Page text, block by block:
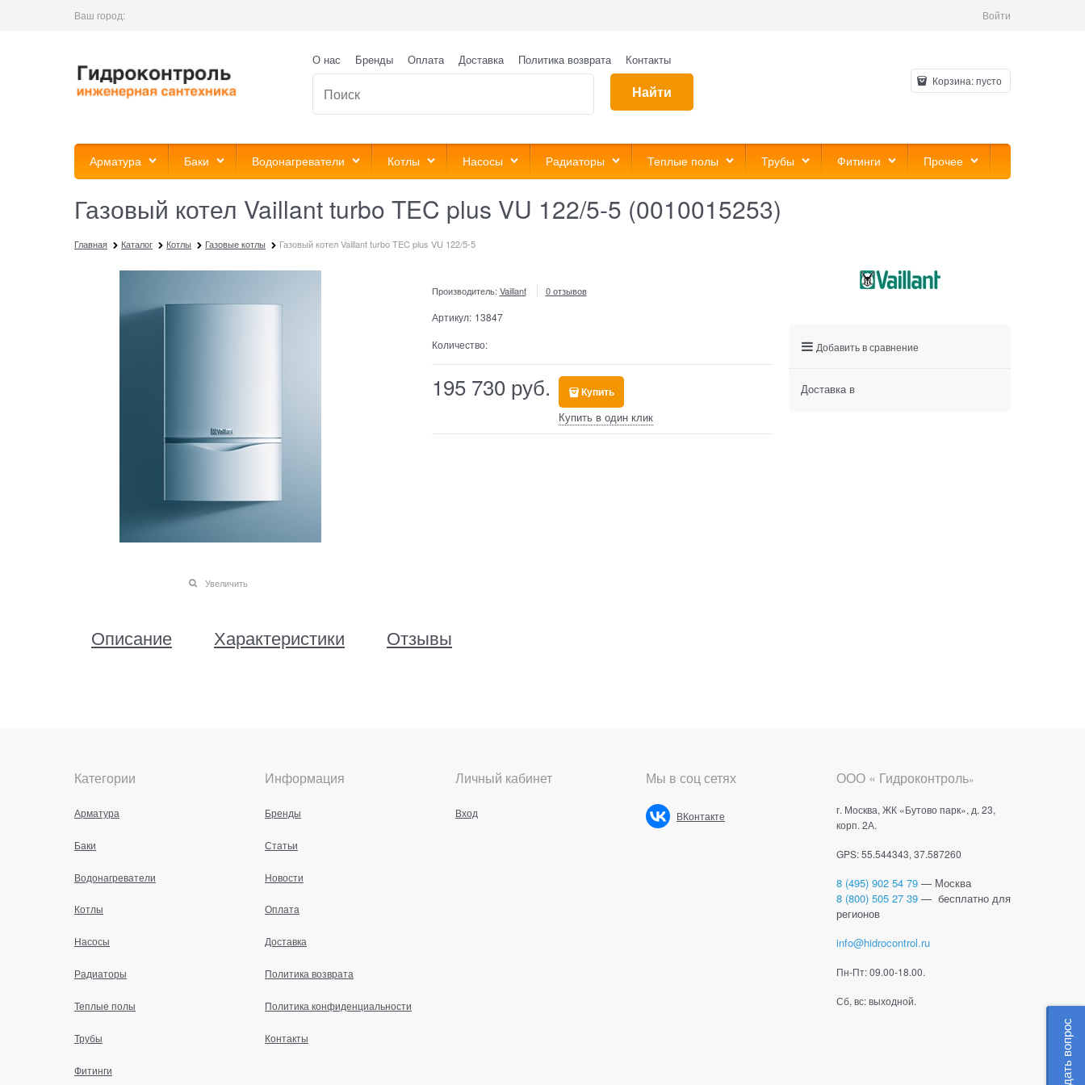
Ваш город: Войти
О нас Бренды Оплата Доставка Политика возврата Контакты
Найти
Корзина:пусто
Арматура Баки Водонагреватели Котлы Насосы Радиаторы Теплые полы Трубы Фитинги Прочее
Газовый котел Vaillant turbo TEC plus VU 122/5-5 (0010015253)
Главная Каталог Котлы Газовые котлы Газовый котел Vaillant turbo TEC plus VU 122/5-5
Увеличить
Производитель: Vaillant 0 отзывов
Артикул: 13847
Количество:
195 730 руб. Купить
Купить в один клик
Описание Характеристики Отзывы
Добавить в сравнение
Доставка в
Категории
Арматура
Баки
Водонагреватели
Котлы
Насосы
Радиаторы
Теплые полы
Трубы
Фитинги
Информация
Бренды
Статьи
Новости
Оплата
Доставка
Политика возврата
Политика конфиденциальности
Контакты
Личный кабинет
Вход
Мы в соц сетях
ВКонтакте
ООО « Гидроконтроль»
г. Москва, ЖК «Бутово парк», д. 23,
корп. 2А.
GPS: 55.544343, 37.587260
8 (495) 902 54 79 — Москва
8 (800) 505 27 39 — бесплатно для
регионов
info@hidrocontrol.ru
Пн-Пт: 09.00-18.00.
Сб, вс: выходной.
Задать вопрос